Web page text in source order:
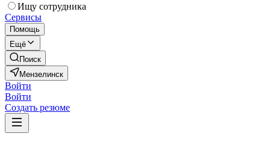
Ищу сотрудника
Сервисы
Помощь
Ещё
Поиск
Мензелинск
Войти
Войти
Создать резюме